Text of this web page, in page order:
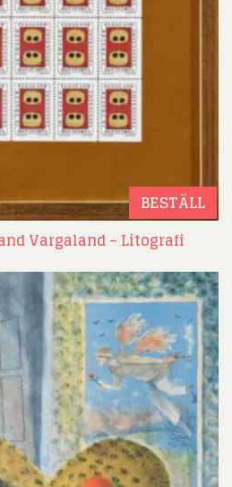
BESTÄLL
Vargaland – Litografi